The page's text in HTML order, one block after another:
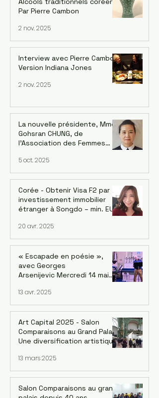
Par Pierre Cambon
2 nov. 2025
Interview avec Pierre Cambon,
Version Indiana Jones
2 nov. 2025
La nouvelle présidente, Mme
Gohsran CHUNG, de
l’Association des Femmes
Coréennes en France (AFCF-
Kowin France) inaugure un
forum sur le leadership
féminin et la Symphonie le 18
octobre à Saint-Mandé
5 oct. 2025
Corée - Obtenir Visa F2 par
investissement immobilier
étranger à Songdo – min. EUR
marché
20 avr. 2025
« Escapade en poésie »,
avec Georges
Arsenijevic Mercredi 14 mai
Georges Arsenijevic
Intermèdes musicaux / chant
et guitare : Bané
13 avr. 2025
Art Capital 2025 - Salon
Comparaisons au Grand Palais.
Une diversification artistique
inédite de Corée : 4 groupes
13 mars 2025
Salon Comparaisons au grand